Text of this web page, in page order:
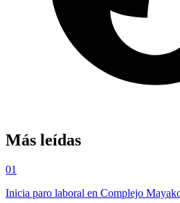
Más leídas
01
Inicia paro laboral en Complejo